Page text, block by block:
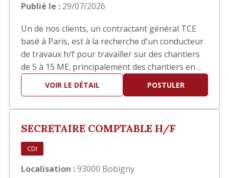
Publié le : 29/07/2026
Un de nos clients, un contractant général TCE
basé à Paris, est à la recherche d'un conducteur
de travaux h/f pour travailler sur des chantiers
de 5 à 15 ME. principalement des chantiers en
réhabilitation TCE dans le domaine hôtelier ou
sièges sociaux. Poste basé à Paris
VOIR LE DÉTAIL POSTULER
SECRETAIRE COMPTABLE H/F
CDI
Localisation :93000 Bobigny